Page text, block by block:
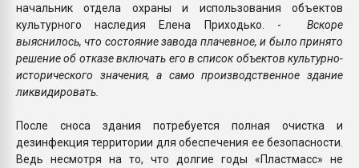
начальник отдела охраны и использования объектов
культурного наследия Елена Приходько. -
Вскоре
выяснилось, что состояние завода плачевное, и было принято
решение об отказе включать его в список объектов культурно-
исторического значения, а само производственное здание
ликвидировать.
После сноса здания потребуется полная очистка и
дезинфекция территории для обеспечения ее безопасности.
Ведь несмотря на то, что долгие годы «Пластмасс» не